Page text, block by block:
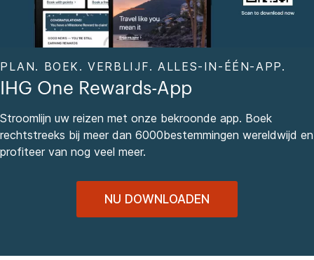
PLAN. BOEK. VERBLIJF. ALLES-IN-ÉÉN-APP.
IHG One Rewards-App
Stroomlijn uw reizen met onze bekroonde app. Boek
rechtstreeks bij meer dan 6000bestemmingen wereldwijd en
profiteer van nog veel meer.
NU DOWNLOADEN